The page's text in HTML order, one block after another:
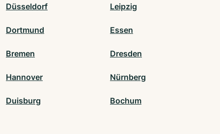
Düsseldorf Leipzig
Dortmund Essen
Bremen Dresden
Hannover Nürnberg
Duisburg Bochum